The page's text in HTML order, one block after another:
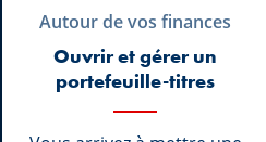
Autour de vos finances
Ouvrir et gérer un
portefeuille-titres